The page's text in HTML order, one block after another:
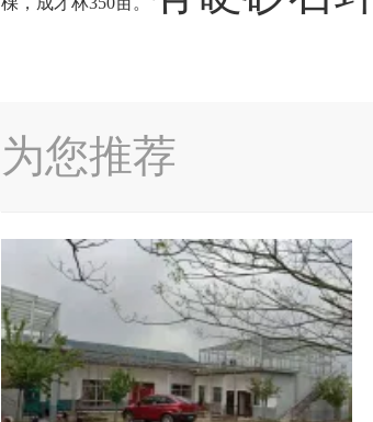
为您推荐